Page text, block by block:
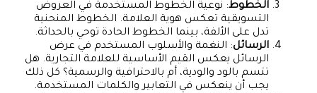
الخطوط: نوعية الخطوط المستخدمة في العروض
التسويقية تعكس هوية العلامة. الخطوط المنحنية
تدل على الألفة، بينما الخطوط الحادة توحي بالحداثة.
الرسائل: النغمة والأسلوب المستخدم في عرض
الرسائل يعكس القيم الأساسية للعلامة التجارية. هل
تتسم بالود والودية، أم بالاحترافية والرسمية؟ كل ذلك
يجب أن ينعكس في التعابير والكلمات المستخدمة.